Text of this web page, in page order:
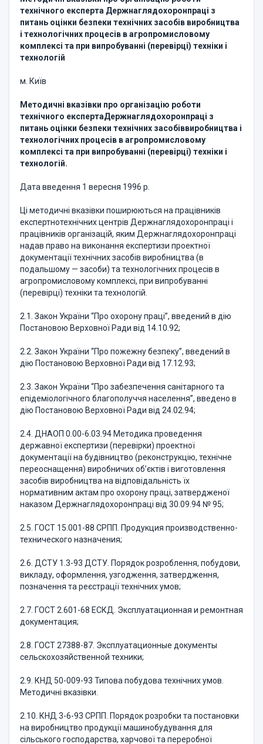
технічного експерта Держнаглядохоронпраці з
питань оцінки безпеки технічних засобів виробництва
і технологічних процесів в агропромисловому
комплексі та при випробуванні (перевірці) техніки і
технологій
м. Київ
Методичні вказівки про організацію роботи
технічного експертаДержнаглядохоронпраці з
питань оцінки безпеки технічних засобіввиробництва і
технологічних процесів в агропромисловому
комплексі та при випробуванні (перевірці) техніки і
технологій.
Дата введення 1 вересня 1996 р.
Ці методичні вказівки поширюються на працівників
експертнотехнічних центрів Держнаглядохоронпраці і
працівників організацій, яким Держнаглядохоронпраці
надав право на виконання експертизи проектної
документації технічних засобів виробництва (в
подальшому — засоби) та технологічних процесів в
агропромисловому комплексі, при випробуванні
(перевірці) техніки та технологій.
2.1. Закон України “Про охорону праці”, введений в дію
Постановою Верховної Ради від 14.10.92;
2.2. Закон України “Про пожежну безпеку”, введений в
дію Постановою Верховної Ради від 17.12.93;
2.3. Закон України “Про забезпечення санітарного та
епідеміологічного благополуччя населення”, введено в
дію Постановою Верховної Ради від 24.02.94;
2.4. ДНАОП 0.00-6.03.94 Методика проведення
державної експертизи (перевірки) проектної
документації на будівництво (реконструкцію, технічне
переоснащення) виробничих об’єктів і виготовлення
засобів виробництва на відповідальність їх
нормативним актам про охорону праці, затвердженої
наказом Держнаглядохоронпраці від 30.09.94 № 95;
2.5. ГОСТ 15.001-88 СРПП. Продукция производственно-
технического назначения;
2.6. ДСТУ 1.3-93 ДСТУ. Порядок розроблення, побудови,
викладу, оформлення, узгодження, затвердження,
позначення та реєстрації технічних умов;
2.7. ГОСТ 2.601-68 ЕСКД. Эксплуатационная и ремонтная
документация;
2.8. ГОСТ 27388-87. Эксплуатационные документы
сельскохозяйственной техники;
2.9. КНД 50-009-93 Типова побудова технічних умов.
Методичні вказівки.
2.10. КНД 3-6-93 СРПП. Порядок розробки та постановки
на виробництво продукції машинобудування для
сільського господарства, харчової та переробної